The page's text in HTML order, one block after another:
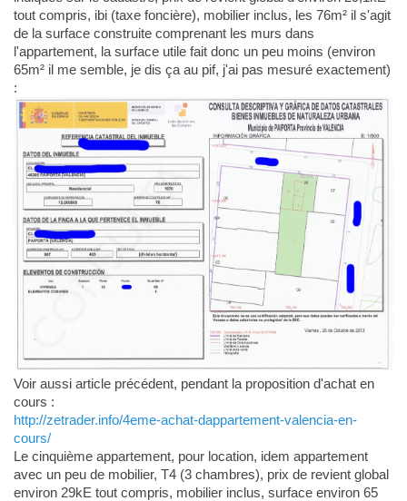
tout compris, ibi (taxe foncière), mobilier inclus, les 76m² il s'agit
de la surface construite comprenant les murs dans
l'appartement, la surface utile fait donc un peu moins (environ
65m² il me semble, je dis ça au pif, j'ai pas mesuré exactement)
:
Voir aussi article précédent, pendant la proposition d'achat en
cours :
http://zetrader.info/4eme-achat-dappartement-valencia-en-
cours/
Le cinquième appartement, pour location, idem appartement
avec un peu de mobilier, T4 (3 chambres), prix de revient global
environ 29kE tout compris, mobilier inclus, surface environ 65